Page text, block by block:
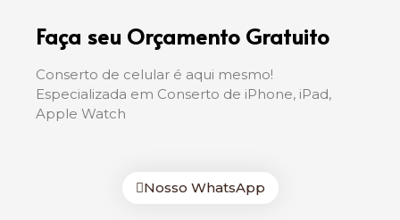
Faça seu Orçamento Gratuito
Conserto de celular é aqui mesmo!
Especializada em Conserto de iPhone, iPad,
Apple Watch
Nosso WhatsApp